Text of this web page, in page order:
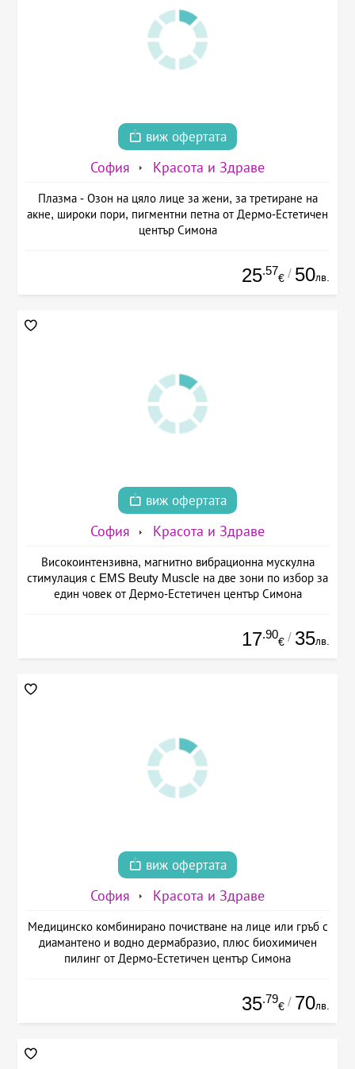
виж офертата
София Красота и Здраве
Плазма - Озон на цяло лице за жени, за третиране на
акне, широки пори, пигментни петна от Дермо-Естетичен
център Симона
25.57
€ / 50лв.
виж офертата
София Красота и Здраве
Високоинтензивна, магнитно вибрационна мускулна
стимулация с EMS Beuty Musclе на две зони по избор за
един човек от Дермо-Естетичен център Симона
17.90
€ / 35лв.
виж офертата
София Красота и Здраве
Медицинско комбинирано почистване на лице или гръб с
диамантено и водно дермабразио, плюс биохимичен
пилинг от Дермо-Естетичен център Симона
35.79
€ / 70лв.